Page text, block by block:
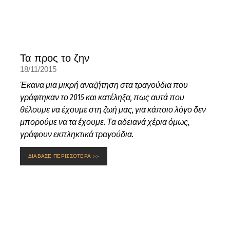
Τα προς το ζην
18/11/2015
Έκανα μια μικρή αναζήτηση στα τραγούδια που
γράφτηκαν το 2015 και κατέληξα, πως αυτά που
θέλουμε να έχουμε στη ζωή μας, για κάποιο λόγο δεν
μπορούμε να τα έχουμε. Τα αδειανά χέρια όμως,
γράφουν εκπληκτικά τραγούδια.
ΔΙΑΒΑΣΕ ΠΕΡΙΣΣΟΤΕΡΑ >>